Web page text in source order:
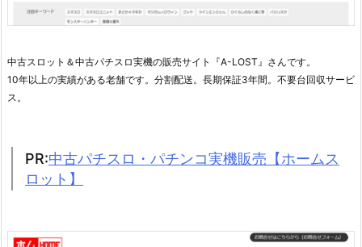
中古スロット＆中古パチスロ実機の販売サイト『A-LOST』さんです。
10年以上の実績がある老舗です。分割配送。長期保証3年間。不要台回収サービ
ス。
PR:中古パチスロ・パチンコ実機販売【ホームス
ロット】